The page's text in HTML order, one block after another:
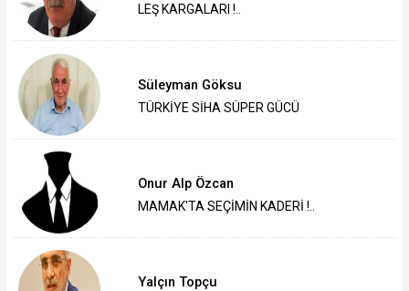
LEŞ KARGALARI !..
Süleyman Göksu
TÜRKİYE SİHA SÜPER GÜCÜ
Onur Alp Özcan
MAMAK'TA SEÇİMİN KADERİ !..
Yalçın Topçu